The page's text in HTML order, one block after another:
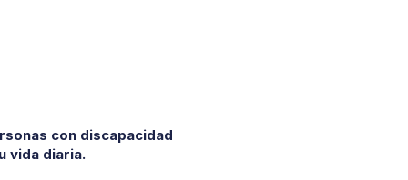
con discapacidad
vida diaria.